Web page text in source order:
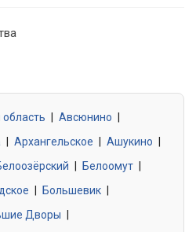
обязательств
Авсюнино
Архангельское Ашукино
Белоомут
Большевик
Дворы